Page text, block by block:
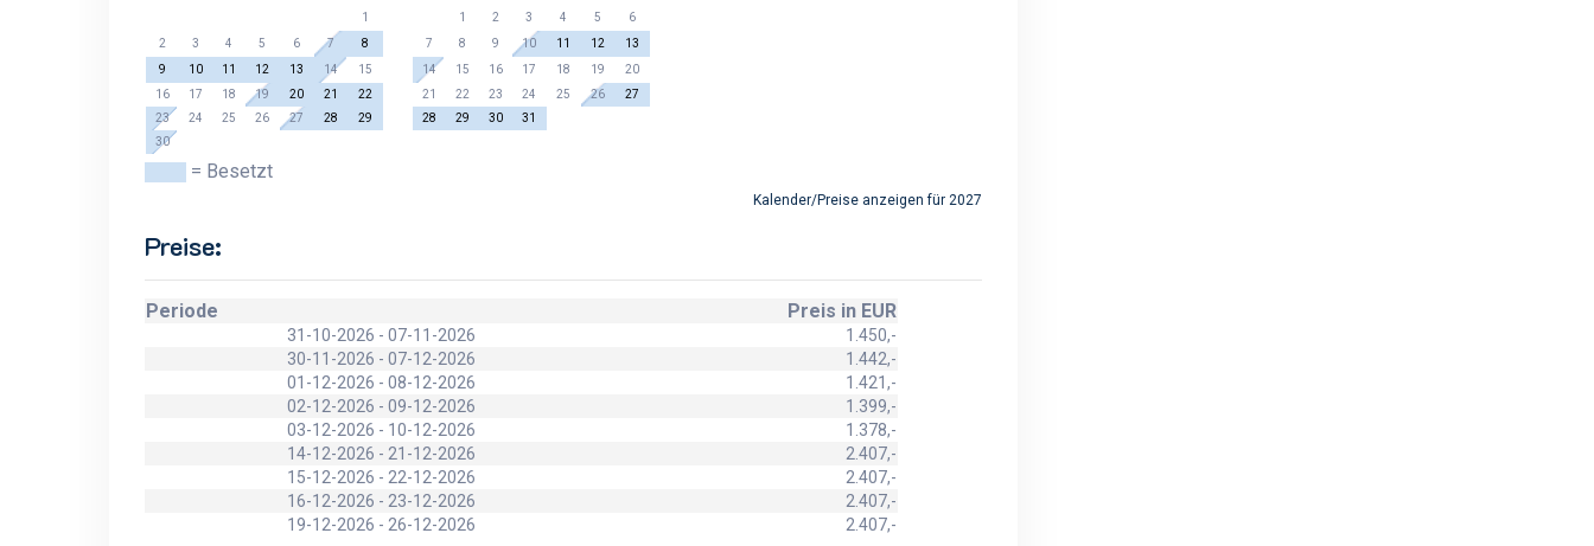
1
2
3 4 5 6 7
8
9
10 11 12 13 14
15
16
17 18 19 20 21
22
23
24 25 26 27 28
29
30
1
2 3 4 5
6
7
8 9 10 11 12
13
14
15 16 17 18 19
20
21
22 23 24 25 26
27
28
29 30 31
= Besetzt
Kalender/Preise anzeigen für 2027
Preise:
Periode Preis in EUR
31-10-2026 - 07-11-2026
1.450,-
30-11-2026 - 07-12-2026
1.442,-
01-12-2026 - 08-12-2026
1.421,-
02-12-2026 - 09-12-2026
1.399,-
03-12-2026 - 10-12-2026
1.378,-
14-12-2026 - 21-12-2026
2.407,-
15-12-2026 - 22-12-2026
2.407,-
16-12-2026 - 23-12-2026
2.407,-
19-12-2026 - 26-12-2026
2.407,-